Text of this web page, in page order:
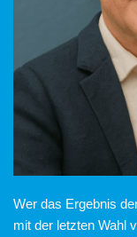
Wer das Ergebnis
mit der letzten Wahl